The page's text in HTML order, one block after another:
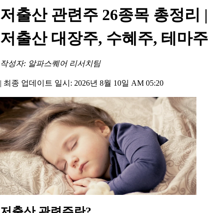
저출산 관련주 26종목 총정리 |
저출산 대장주, 수혜주, 테마주
작성자: 알파스퀘어 리서치팀
| 최종 업데이트 일시: 2026년 8월 10일 AM 05:20